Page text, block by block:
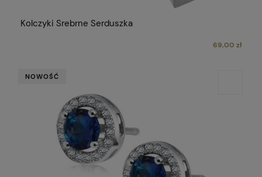
Kolczyki Srebrne Serduszka
69,00 zł
NOWOŚĆ